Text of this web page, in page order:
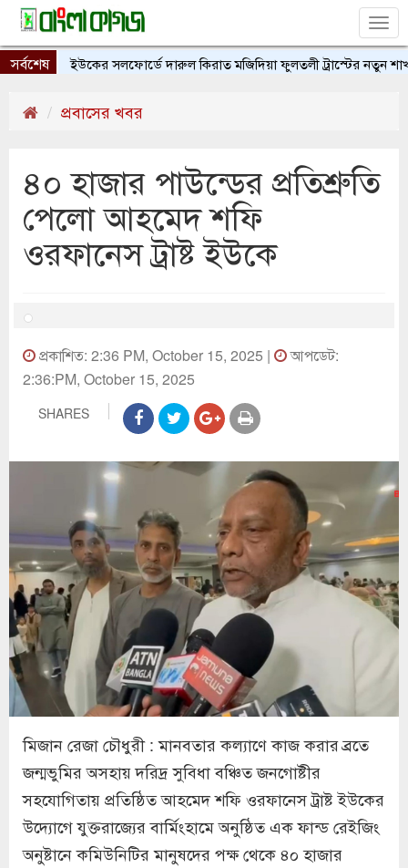
সর্বশেষইউকের সলফোর্ডে দারুল কিরাত মজিদিয়া ফুলতলী ট্রাস্টের নতুন শাখার
প্রবাসের খবর
৪০ হাজার পাউন্ডের প্রতিশ্রুতি
পেলো আহমেদ শফি
ওরফানেস ট্রাষ্ট ইউকে
প্রকাশিত: 2:36 PM, October 15, 2025 |
আপডেট:
2:36:PM, October 15, 2025
SHARES
মিজান রেজা চৌধুরী : মানবতার কল্যাণে কাজ করার ব্রতে
জন্মভুমির অসহায় দরিদ্র সুবিধা বঞ্চিত জনগোষ্টীর
সহযোগিতায় প্রতিষ্ঠিত আহমেদ শফি ওরফানেস ট্রাষ্ট ইউকের
উদ্যোগে যুক্তরাজ্যের বার্মিংহামে অনুষ্ঠিত এক ফান্ড রেইজিং
অনুষ্টানে কমিউনিটির মানুষদের পক্ষ থেকে ৪০ হাজার